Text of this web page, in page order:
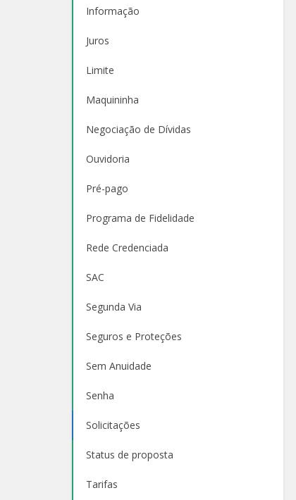
Informação
Juros
Limite
Maquininha
Negociação de Dívidas
Ouvidoria
Pré-pago
Programa de Fidelidade
Rede Credenciada
SAC
Segunda Via
Seguros e Proteções
Sem Anuidade
Senha
Solicitações
Status de proposta
Tarifas